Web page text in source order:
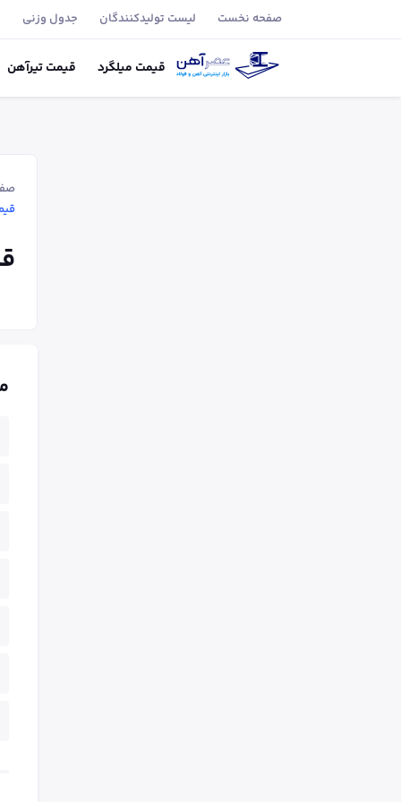
صفحه نخست لیست تولید‌کنندگان جدول وزنی
قیمت میلگرد قیمتتیر‌آهن
قیمت